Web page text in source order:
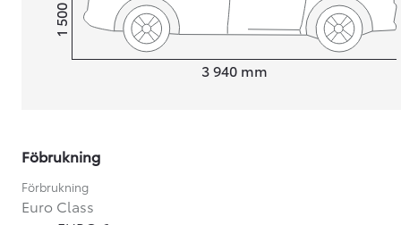
Från 599 900 kr
Nya Corolla Cross
3 940 mm
Height1 500
Föbrukning
Förbrukning
Euro Class